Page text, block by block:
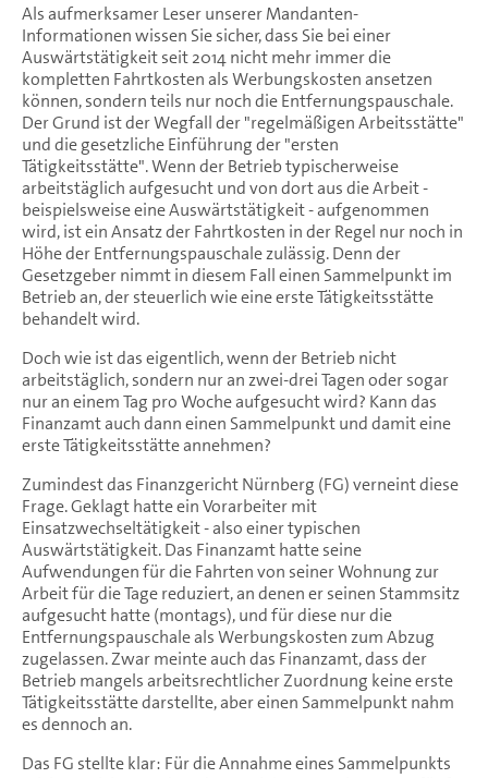
Als aufmerksamer Leser unserer Mandanten-
Informationen wissen Sie sicher, dass Sie bei einer
Auswärtstätigkeit seit 2014 nicht mehr immer die
kompletten Fahrtkosten als Werbungskosten ansetzen
können, sondern teils nur noch die Entfernungspauschale.
Der Grund ist der Wegfall der "regelmäßigen Arbeitsstätte"
und die gesetzliche Einführung der "ersten
Tätigkeitsstätte". Wenn der Betrieb typischerweise
arbeitstäglich aufgesucht und von dort aus die Arbeit -
beispielsweise eine Auswärtstätigkeit - aufgenommen
wird, ist ein Ansatz der Fahrtkosten in der Regel nur noch in
Höhe der Entfernungspauschale zulässig. Denn der
Gesetzgeber nimmt in diesem Fall einen Sammelpunkt im
Betrieb an, der steuerlich wie eine erste Tätigkeitsstätte
behandelt wird.
Doch wie ist das eigentlich, wenn der Betrieb nicht
arbeitstäglich, sondern nur an zwei-drei Tagen oder sogar
nur an einem Tag pro Woche aufgesucht wird? Kann das
Finanzamt auch dann einen Sammelpunkt und damit eine
erste Tätigkeitsstätte annehmen?
Zumindest das Finanzgericht Nürnberg (FG) verneint diese
Frage. Geklagt hatte ein Vorarbeiter mit
Einsatzwechseltätigkeit - also einer typischen
Auswärtstätigkeit. Das Finanzamt hatte seine
Aufwendungen für die Fahrten von seiner Wohnung zur
Arbeit für die Tage reduziert, an denen er seinen Stammsitz
aufgesucht hatte (montags), und für diese nur die
Entfernungspauschale als Werbungskosten zum Abzug
zugelassen. Zwar meinte auch das Finanzamt, dass der
Betrieb mangels arbeitsrechtlicher Zuordnung keine erste
Tätigkeitsstätte darstellte, aber einen Sammelpunkt nahm
es dennoch an.
Das FG stellte klar: Für die Annahme eines Sammelpunkts